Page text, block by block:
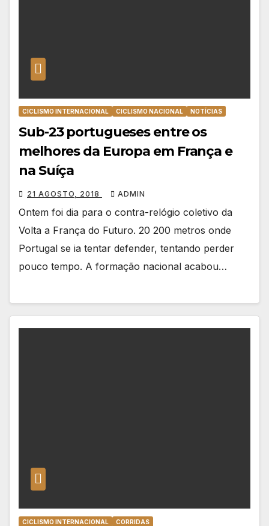
CICLISMO INTERNACIONAL CICLISMO NACIONAL NOTÍCIAS
Sub-23 portugueses entre os
melhores da Europa em França e
na Suíça
21 AGOSTO, 2018 ADMIN
Ontem foi dia para o contra-relógio coletivo da
Volta a França do Futuro. 20 200 metros onde
Portugal se ia tentar defender, tentando perder
pouco tempo. A formação nacional acabou…
CICLISMO INTERNACIONAL CORRIDAS